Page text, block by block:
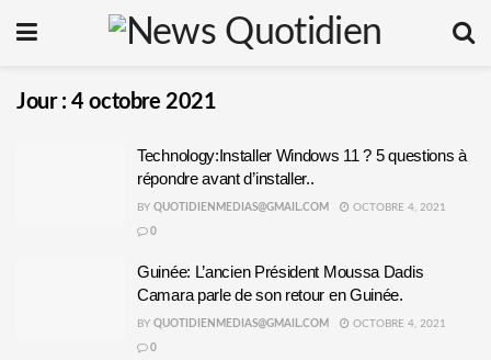
Jour :4 octobre 2021
Technology:Installer Windows 11 ? 5 questions à
répondre avant d’installer..
BY QUOTIDIENMEDIAS@GMAIL.COM OCTOBRE 4, 2021
0
Guinée: L’ancien Président Moussa Dadis
Camara parle de son retour en Guinée.
BY QUOTIDIENMEDIAS@GMAIL.COM OCTOBRE 4, 2021
0